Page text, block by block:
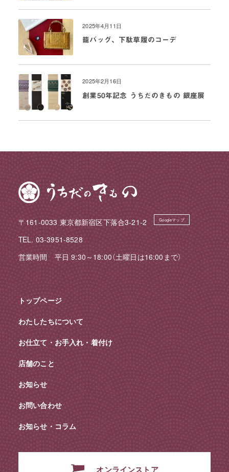
2025年4月11日
籠バッグ、下駄草履のコーデ
2025年2月16日
創業50年記念 うちだのきもの 銀座展
〒161-0033 東京都新宿区下落合3-21-2 Googleマップ
TEL. 03-3951-8528
営業時間 平日 9:30～18:00（土曜日は16:00まで）
トップページ
わたしたちについて
お仕立て・お手入れ・着付け
店舗のこと
お知らせ
お問い合わせ
お知らせ・コラム
オンラインストア